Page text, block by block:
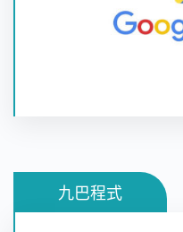
3D 地圖、行車路線(導
九巴程式